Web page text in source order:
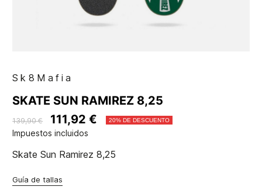
Sk8Mafia
SKATE SUN RAMIREZ 8,25
139,90 € 111,92 € 20% DE DESCUENTO
Impuestos incluidos
Skate Sun Ramirez 8,25
Guía de tallas